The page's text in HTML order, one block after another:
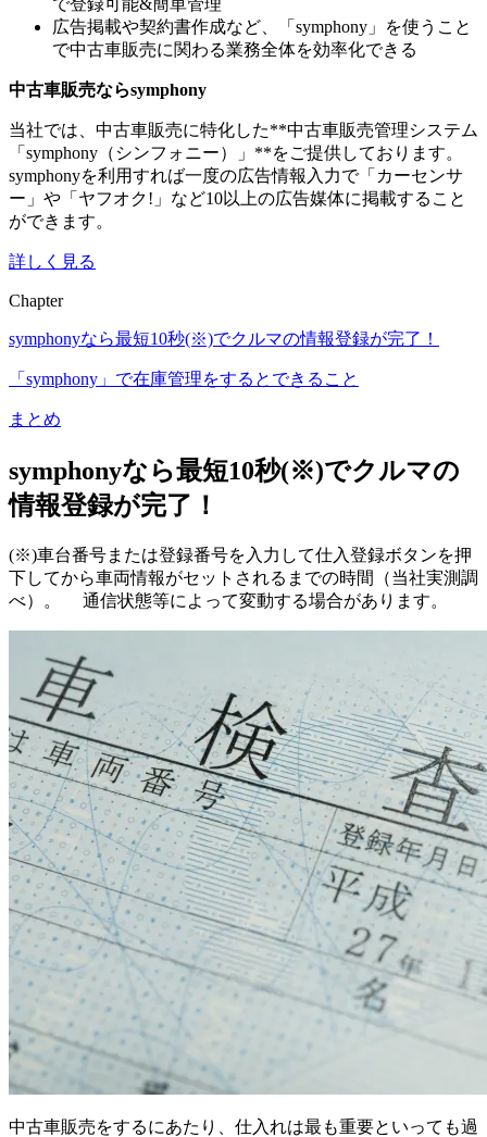
広告掲載や契約書作成など、「symphony」を使うこと
で中古車販売に関わる業務全体を効率化できる
中古車販売ならsymphony
当社では、中古車販売に特化した**中古車販売管理システム
「symphony（シンフォニー）」**をご提供しております。
symphonyを利用すれば一度の広告情報入力で「カーセンサ
ー」や「ヤフオク!」など10以上の広告媒体に掲載すること
ができます。
詳しく見る
Chapter
symphonyなら最短10秒(※)でクルマの情報登録が完了！
「symphony」で在庫管理をするとできること
まとめ
symphonyなら最短10秒(※)でクルマの
情報登録が完了！
(※)車台番号または登録番号を入力して仕入登録ボタンを押
下してから車両情報がセットされるまでの時間（当社実測調
べ）。 通信状態等によって変動する場合があります。
中古車販売をするにあたり、仕入れは最も重要といっても過